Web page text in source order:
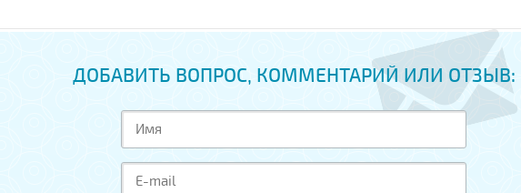
ДОБАВИТЬ ВОПРОС, КОММЕНТАРИЙ ИЛИ ОТЗЫВ: